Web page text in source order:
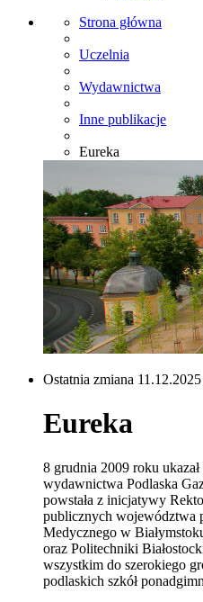
Strona główna
Uczelnia
Wydawnictwa
Inne publikacje
Eureka
Ostatnia zmiana
Eureka
8 grudnia 2009 roku
wydawnictwa Podlaska
powstała z inicjatywy
publicznych województwa
Medycznego w
oraz Politechniki
wszystkim do szerokiego
podlaskich szkół